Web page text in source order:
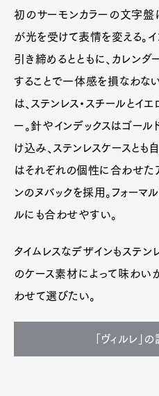
初のサーモンカラーの文字盤
が光を受けて表情を変える。
引き締めるとともに、カレン
することで一体感を損なわな
は、ステンレス・スチールとイ
ー。針やインデックスはゴー
け込み、ステンレスケースとも
はそれぞれの個性に合わせた
ンのヌバックを採用。フォーマ
ルにも合わせやすい。
タイムレスなデザインもステン
のケース素材によって味わい
わせて選びたい。
「ヴィルレ」